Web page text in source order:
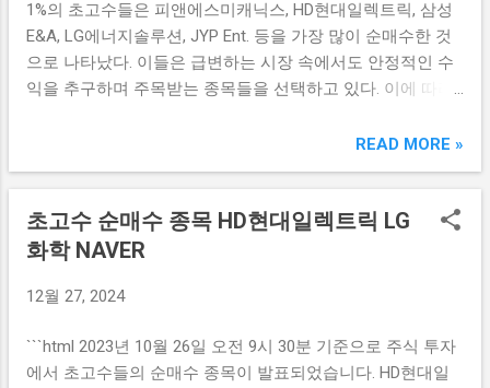
그러나 기관의 투자가 주목받는 이유는 단순히 기업의 기술
력에 한정되지 않는다. 에스오에스랩은 협력사와의 안정적인
파트너십을 통해 비즈니스...
고, 동시에 마케팅 전략을 재정립하는 것이 중요하다고 보고
있다. 11번가의 경쟁력을 강화하기 위해 자주 변화하는 소비
자 트렌드에 맞추어 신속하게 적응할 수 있는 체계를 마련해
야 한다. 결국 SK스퀘어의 Exit 전략 재검토는 11번가의 미래
번 기회를 통해 11번가가 시장에서 독립적으로 운영될 수 있
도록 다양한 지원을 검토하고, 이를 통해 자산 회수 가능성을
는 기존 FI(재무적 투자자)와의 협력을 통해 투자회수의 실현
가능성을 높이기 위한 방안을 모색하고 있다. FI와의 파트너
소다. SK스퀘어는 FI와의 긴밀한 협력을 통해 자산 가치를 극
는 전략을 마련해야 한다. 더불어 SK스퀘...
1%의 초고수들은 피앤에스미캐닉스, HD현대일렉트릭, 삼성
E&A, LG에너지솔루션, JYP Ent. 등을 가장 많이 순매수한 것
으로 나타났다. 이들은 급변하는 시장 속에서도 안정적인 수
익을 추구하며 주목받는 종목들을 선택하고 있다. 이에 따라
후 투자 전략을 세울 필요성이 커지고 있다. 피앤에스미캐닉
주목을 받는 종목 중 하나로, 각종 기계 및 장비의 제작과 판
매를 전문으로 하는 기업이다. 이 회사는 지속적인 연구 개발
을 통해 제품의 품질을 향상시키고 있으며, 고객의 다양한 요
피앤에스미캐닉스는 산업 전반에 걸쳐 증가하는 수요를 기반
앤에스미캐닉스는 매출 성장을 이끌며 예상보다 높은 이익률
을 기록했다. 이는 경영진의 효율적인 비용 관리와 제품 구성
READ MORE »
초고수 순매수 종목 HD현대일렉트릭 LG
화학 NAVER
12월 27, 2024
```html 2023년 10월 26일 오전 9시 30분 기준으로 주식 투자
에서 초고수들의 순매수 종목이 발표되었습니다. HD현대일